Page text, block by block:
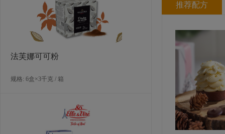
欧福巴氏杀菌全蛋液（南区可售）
法芙娜可可粉
规格: 6盒×3千克 / 箱
推荐配方